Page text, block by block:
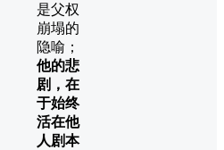
是父权
崩塌的
隐喻；
他的悲
剧，在
于始终
活在他
人剧本